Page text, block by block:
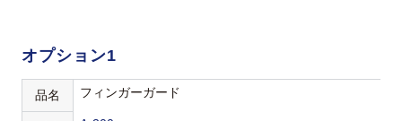
オプション1
品名 フィンガーガード